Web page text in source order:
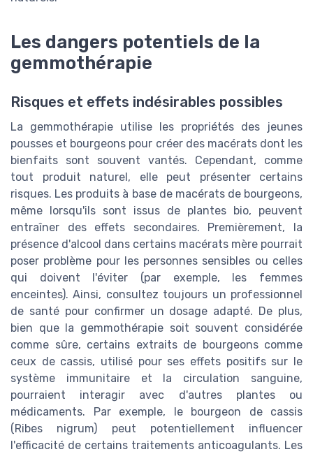
Les dangers potentiels de la
gemmothérapie
Risques et effets indésirables possibles
La gemmothérapie utilise les propriétés des jeunes
pousses et bourgeons pour créer des macérats dont les
bienfaits sont souvent vantés. Cependant, comme
tout produit naturel, elle peut présenter certains
risques. Les produits à base de macérats de bourgeons,
même lorsqu'ils sont issus de plantes bio, peuvent
entraîner des effets secondaires. Premièrement, la
présence d'alcool dans certains macérats mère pourrait
poser problème pour les personnes sensibles ou celles
qui doivent l'éviter (par exemple, les femmes
enceintes). Ainsi, consultez toujours un professionnel
de santé pour confirmer un dosage adapté. De plus,
bien que la gemmothérapie soit souvent considérée
comme sûre, certains extraits de bourgeons comme
ceux de cassis, utilisé pour ses effets positifs sur le
système immunitaire et la circulation sanguine,
pourraient interagir avec d'autres plantes ou
médicaments. Par exemple, le bourgeon de cassis
(Ribes nigrum) peut potentiellement influencer
l'efficacité de certains traitements anticoagulants. Les